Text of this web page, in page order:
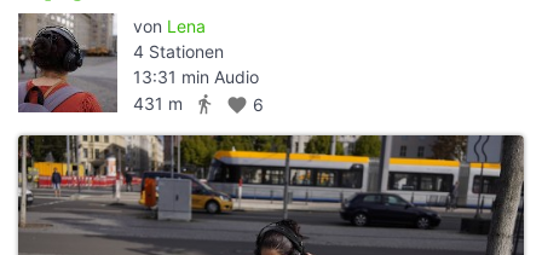
von Lena
4 Stationen
13:31 min Audio
431 m
directions_walk favorite 6